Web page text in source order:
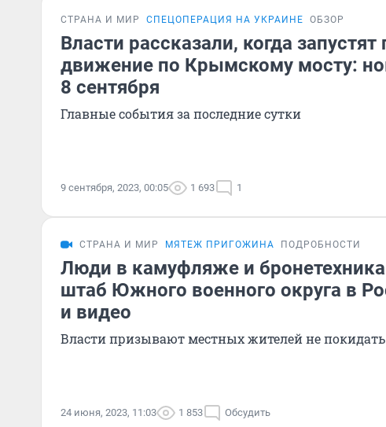
СТРАНА И МИР СПЕЦОПЕРАЦИЯ НА УКРАИНЕ ОБЗОР
Власти рассказали, когда
движение по Крымскому мосту:
8 сентября
Главные события за последние сутки
9 сентября, 2023, 00:05 1 693 1
СТРАНА И МИР МЯТЕЖ ПРИГОЖИНА ПОДРОБНОСТИ
Люди в камуфляже и
штаб Южного военного округа в
и видео
Власти призывают местных жителей не
24 июня, 2023, 11:03 1 853 Обсудить